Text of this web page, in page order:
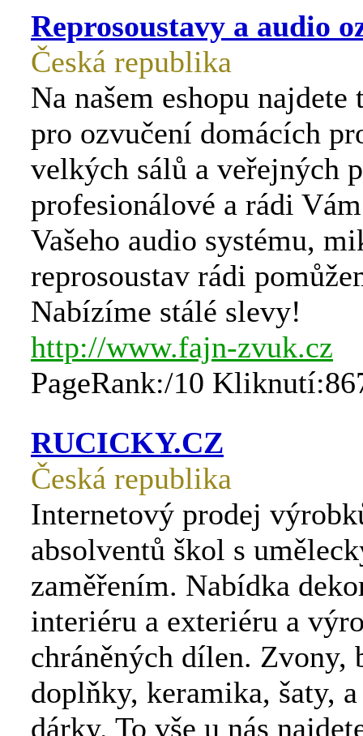
Reprosoustavy a audio
Česká republika
Na našem eshopu najdete
pro ozvučení domácích
velkých sálů a veřejných
profesionálové a rádi
Vašeho audio systému,
reprosoustav rádi
Nabízíme stálé slevy!
http://www.fajn-zvuk.cz
PageRank:/10
RUCICKY.CZ
Česká republika
Internetový prodej
absolventů škol s
zaměřením. Nabídka
interiéru a exteriéru a
chráněných dílen. Zvony,
doplňky, keramika, šaty,
dárky. To vše u nás